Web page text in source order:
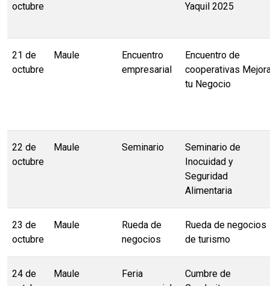
octubre
Yaquil 2025
21 de
octubre
Maule
Encuentro
empresarial
Encuentro de
cooperativas
tu Negocio
22 de
octubre
Maule Seminario
Seminario de
Inocuidad y
Seguridad
Alimentaria
23 de
octubre
Maule
Rueda de
negocios
Rueda de negocios
de turismo
24 de
Maule
Feria
Cumbre de